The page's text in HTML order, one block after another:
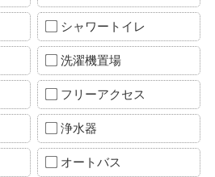
シャワートイレ
洗濯機置場
フリーアクセス
浄水器
オートバス